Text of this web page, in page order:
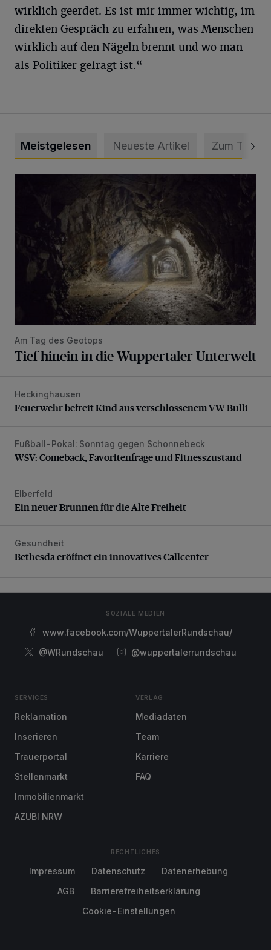
wirklich geerdet. Es ist mir immer wichtig, im
direkten Gespräch zu erfahren, was Menschen
wirklich auf den Nägeln brennt und wo man
als Politiker gefragt ist.“
Meistgelesen Neueste Artikel Zum Thema
Am Tag des Geotops
Tief hinein in die Wuppertaler Unterwelt
Feuerwehr befreit Kind aus verschlossenem VW Bulli
Heckinghausen
Feuerwehr befreit Kind aus verschlossenem VW Bulli
WSV: Comeback, Favoritenfrage und Fitnesszustand
Fußball-Pokal: Sonntag gegen Schonnebeck
WSV: Comeback, Favoritenfrage und Fitnesszustand
Ein neuer Brunnen für die Alte Freiheit
Elberfeld
Ein neuer Brunnen für die Alte Freiheit
Bethesda eröffnet ein innovatives Callcenter
Gesundheit
Bethesda eröffnet ein innovatives Callcenter
SOZIALE MEDIEN
www.facebook.com/WuppertalerRundschau/
@WRundschau
@wuppertalerrundschau
SERVICES
Reklamation
Inserieren
Trauerportal
Stellenmarkt
Immobilienmarkt
AZUBI NRW
VERLAG
Mediadaten
Team
Karriere
FAQ
RECHTLICHES
Impressum Datenschutz
Datenerhebung
AGB
Barrierefreiheitserklärung
Cookie-Einstellungen